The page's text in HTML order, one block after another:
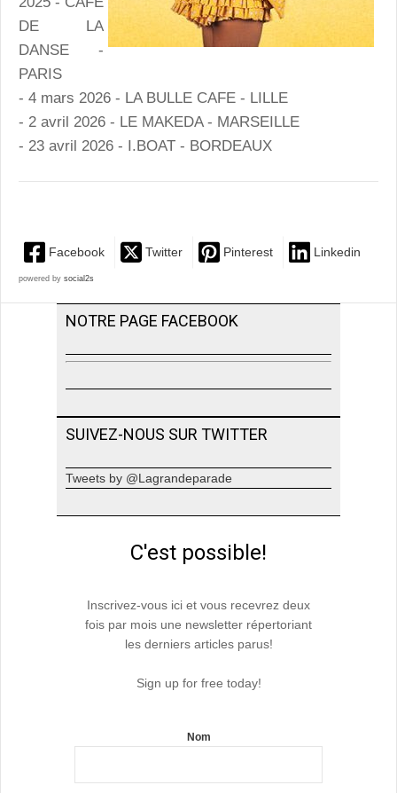
DE LA
DANSE -
PARIS
- 4 mars 2026 - LA BULLE CAFE - LILLE
- 2 avril 2026 - LE MAKEDA - MARSEILLE
- 23 avril 2026 - I.BOAT - BORDEAUX
Facebook Twitter Pinterest Linkedin
powered by social2s
NOTRE PAGE FACEBOOK
SUIVEZ-NOUS SUR TWITTER
Tweets by @Lagrandeparade
C'est possible!
Inscrivez-vous ici et vous recevrez deux
fois par mois une newsletter répertoriant
les derniers articles parus!
Sign up for free today!
Nom